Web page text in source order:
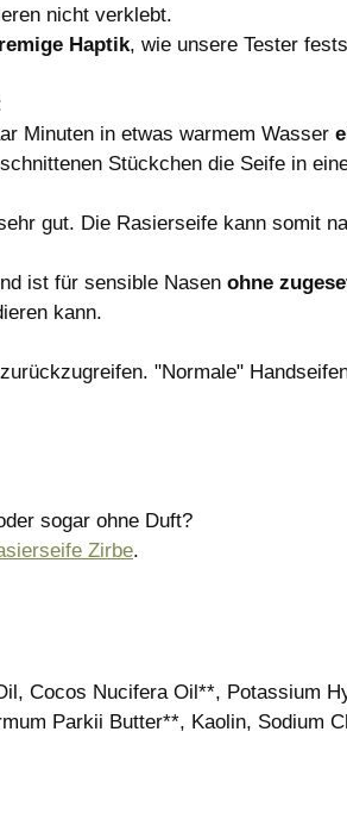
nicht verklebt.
Haptik, wie unsere Tester
Minuten in etwas warmem Wasser
Stückchen die Seife in
gut. Die Rasierseife kann somit
ist für sensible Nasen ohne
kann.
"Normale"
sogar ohne Duft?
Zirbe.
Cocos Nucifera Oil**, Potassium
Parkii Butter**, Kaolin, Sodium